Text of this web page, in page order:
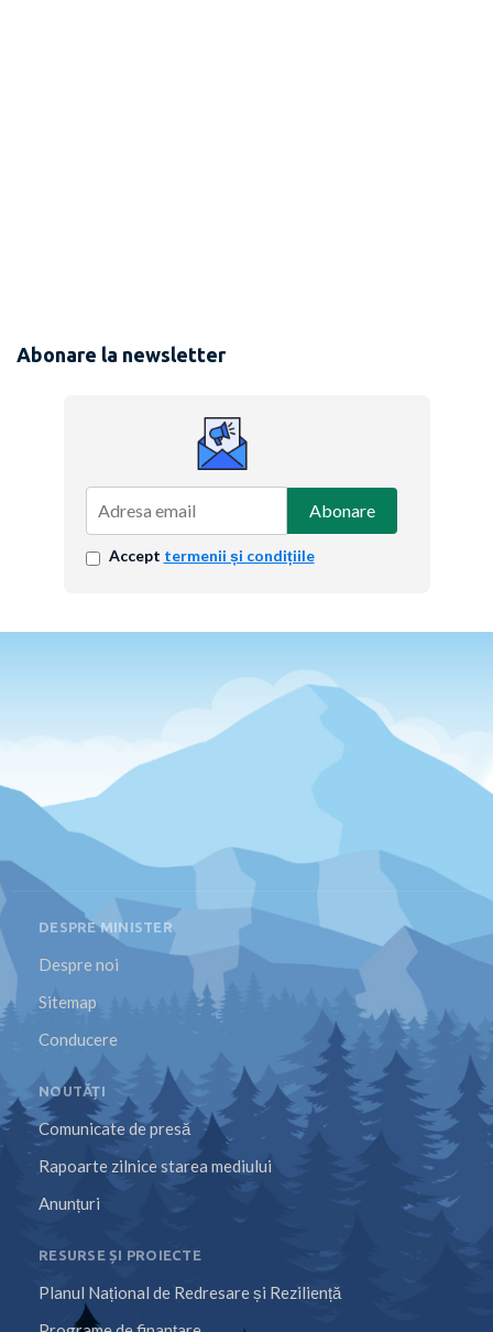
Abonare la newsletter
Abonare
Accept termenii și condițiile
DESPRE MINISTER
Despre noi
Sitemap
Conducere
NOUTĂȚI
Comunicate de presă
Rapoarte zilnice starea mediului
Anunțuri
RESURSE ȘI PROIECTE
Planul Național de Redresare și Reziliență